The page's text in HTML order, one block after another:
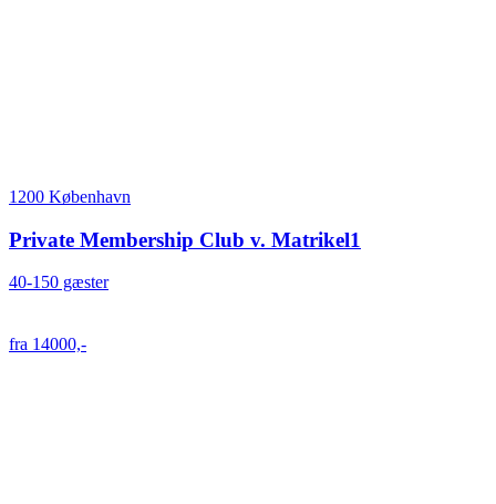
1200 København
Private Membership Club v. Matrikel1
40-150 gæster
fra 14000,-